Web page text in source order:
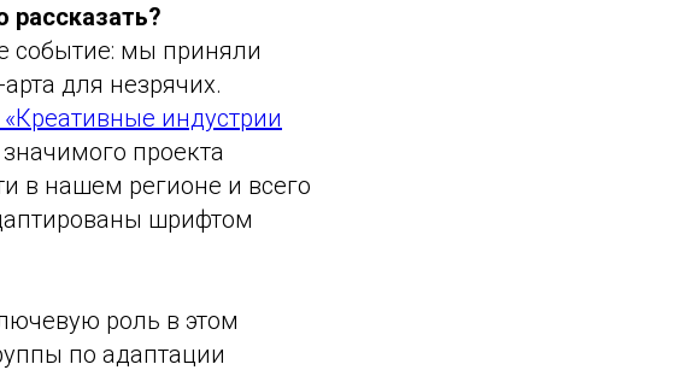
рассказать?
событие: мы приняли
для незрячих.
индустрии
проекта
в нашем регионе и всего
шрифтом
роль в этом
по адаптации